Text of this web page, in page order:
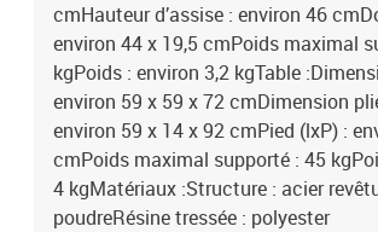
cmHauteur d’assise : environ 46
environ 44 x 19,5 cmPoids maximal
kgPoids : environ 3,2 kgTable
environ 59 x 59 x 72 cmDimension
environ 59 x 14 x 92 cmPied (lxP) :
cmPoids maximal supporté : 45
4 kgMatériaux :Structure : acier
poudreRésine tressée : polyester